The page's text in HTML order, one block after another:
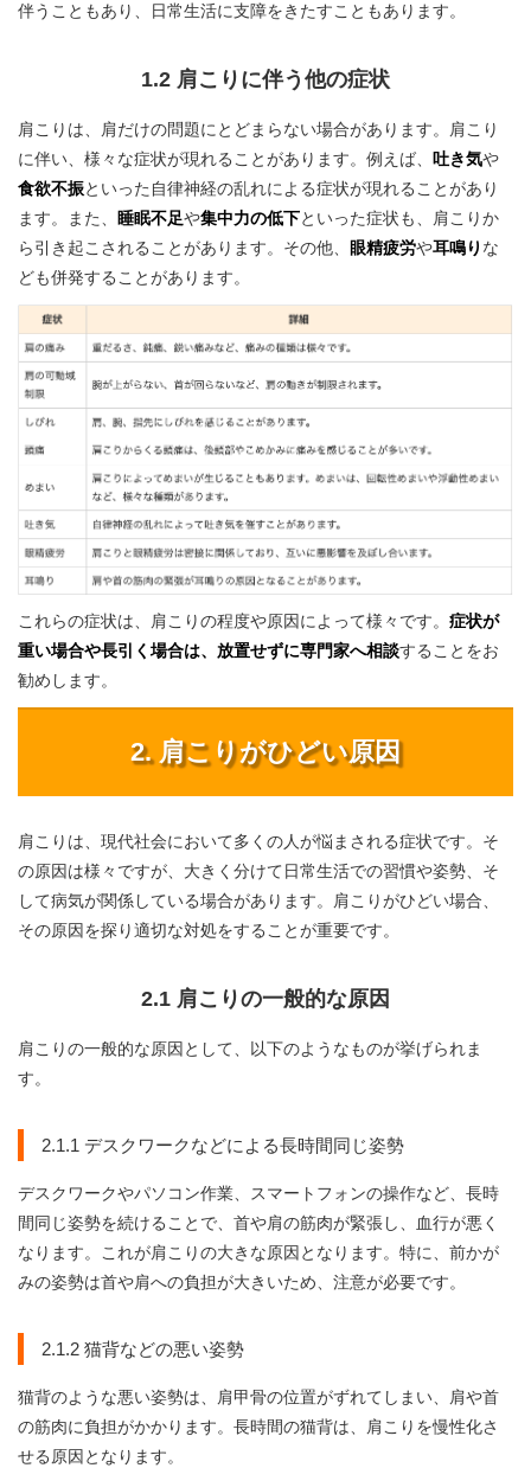
伴うこともあり、日常生活に支障をきたすこともあります。
1.2 肩こりに伴う他の症状
肩こりは、肩だけの問題にとどまらない場合があります。肩こり
に伴い、様々な症状が現れることがあります。例えば、 吐き気や
食欲不振といった自律神経の乱れによる症状が現れることがあり
ます。また、
睡眠不足や集中力の低下といった症状も、肩こりか
ら引き起こされることがあります。その他、
眼精疲労や耳鳴り な
ども併発することがあります。
これらの症状は、肩こりの程度や原因によって様々です。 症状が
重い場合や長引く場合は、放置せずに専門家へ相談することをお
勧めします。
2. 肩こりがひどい原因
肩こりは、現代社会において多くの人が悩まされる症状です。そ
の原因は様々ですが、大きく分けて日常生活での習慣や姿勢、そ
して病気が関係している場合があります。肩こりがひどい場合、
その原因を探り適切な対処をすることが重要です。
2.1 肩こりの一般的な原因
肩こりの一般的な原因として、以下のようなものが挙げられま
す。
2.1.1 デスクワークなどによる長時間同じ姿勢
デスクワークやパソコン作業、スマートフォンの操作など、長時
間同じ姿勢を続けることで、首や肩の筋肉が緊張し、血行が悪く
なります。これが肩こりの大きな原因となります。特に、前かが
みの姿勢は首や肩への負担が大きいため、注意が必要です。
2.1.2 猫背などの悪い姿勢
猫背のような悪い姿勢は、肩甲骨の位置がずれてしまい、肩や首
の筋肉に負担がかかります。長時間の猫背は、肩こりを慢性化さ
せる原因となります。